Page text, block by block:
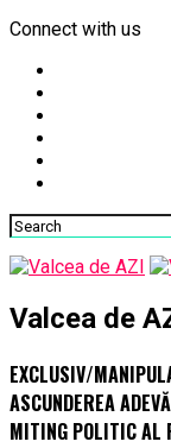
Connect with us
Valcea de
EXCLUSIV/
ASCUNDEREA
MITING POLITIC AL